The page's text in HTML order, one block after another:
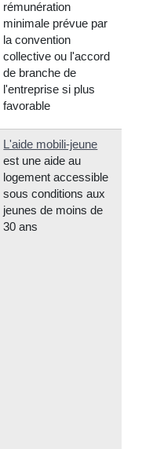
rémunération
minimale prévue par
la convention
collective ou l'accord
de branche de
l'entreprise si plus
favorable
L'aide mobili-jeune
est une aide au
logement accessible
sous conditions aux
jeunes de moins de
30 ans